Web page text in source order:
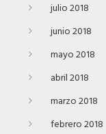
julio 2018
junio 2018
mayo 2018
abril 2018
marzo 2018
febrero 2018